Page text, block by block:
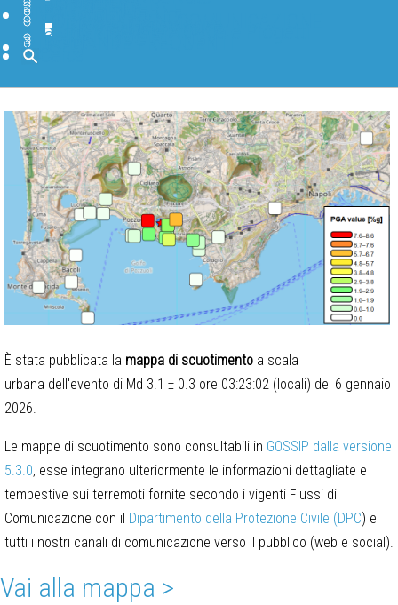
BIBLIOTECA
DIVULGAZIONE
IN PRIMO PIANO
FORMAZIONE E COMUNICAZIONE
BLOG INGV
CANALI SOCIAL INGV
DOMANDE FREQUENTI
MUSEO
È stata pubblicata la mappa di scuotimento a scala
urbana dell'evento di Md 3.1 ± 0.3 ore 03:23:02 (locali) del 6 gennaio
2026.
Le mappe di scuotimento sono consultabili in GOSSIP dalla versione
5.3.0, esse integrano ulteriormente le informazioni dettagliate e
tempestive sui terremoti fornite secondo i vigenti Flussi di
Comunicazione con il Dipartimento della Protezione Civile (DPC) e
tutti i nostri canali di comunicazione verso il pubblico (web e social).
Vai alla mappa >